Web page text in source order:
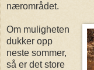
nærområdet.
Om muligheten
dukker opp
neste sommer,
så er det store